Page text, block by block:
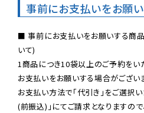
事前にお支払いをお願
■ 事前にお支払いをお願いする商
いて)
1商品につき10袋以上のご予約をい
お支払いをお願いする場合がござい
お支払い方法で「代引き」をご選択
(前振込)」にてご請求となりますので